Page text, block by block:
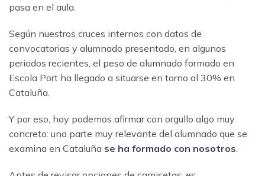
pasa en el aula.
Según nuestros cruces internos con datos de
convocatorias y alumnado presentado, en algunos
periodos recientes, el peso de alumnado formado en
Escola Port ha llegado a situarse en torno al 30% en
Cataluña.
Y por eso, hoy podemos afirmar con orgullo algo muy
concreto: una parte muy relevante del alumnado que se
examina en Cataluña se ha formado con nosotros